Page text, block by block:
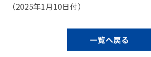
（2025年1月10日付）
一覧へ戻る